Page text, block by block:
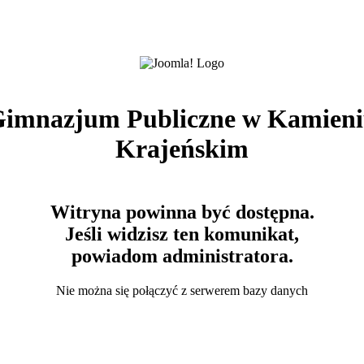
Publiczne w
Krajeńskim
Witryna powinna być dostępna.
Jeśli widzisz ten komunikat,
powiadom administratora.
Nie można się połączyć z serwerem bazy danych